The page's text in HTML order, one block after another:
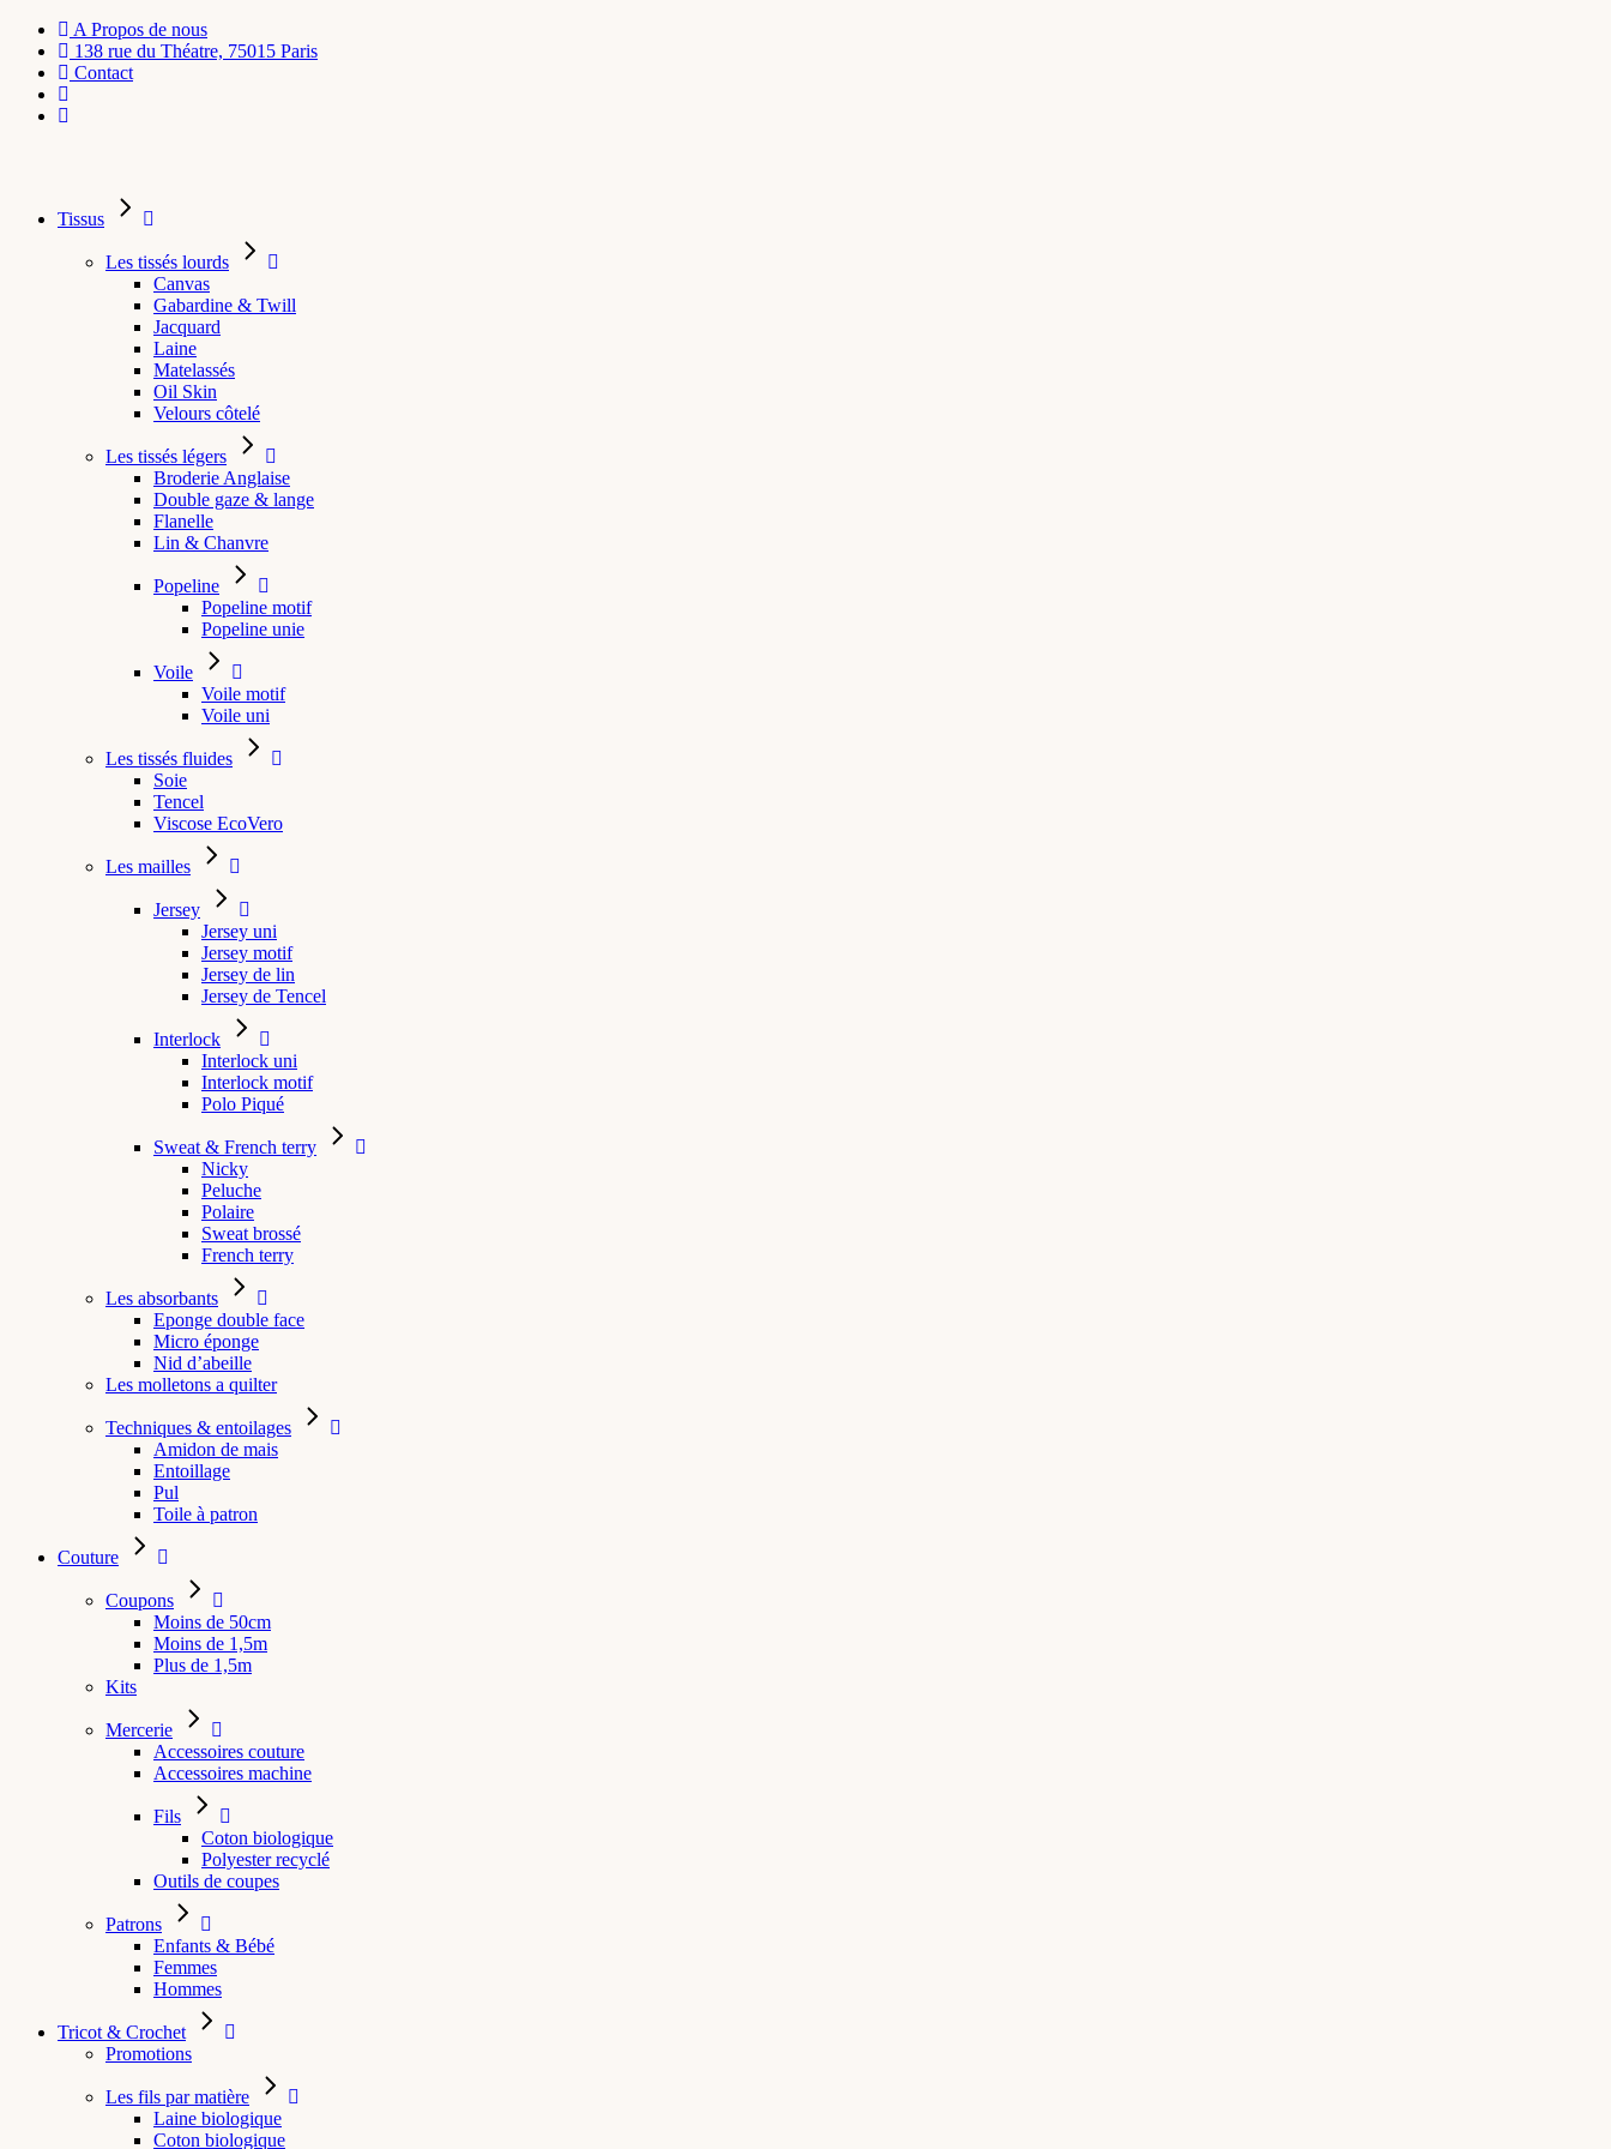
A Propos de nous
138 rue du Théatre, 75015 Paris
Contact
Tissus
Les tissés lourds
Canvas
Gabardine & Twill
Jacquard
Laine
Matelassés
Oil Skin
Velours côtelé
Les tissés légers
Broderie Anglaise
Double gaze & lange
Flanelle
Lin & Chanvre
Popeline
Popeline motif
Popeline unie
Voile
Voile motif
Voile uni
Les tissés fluides
Soie
Tencel
Viscose EcoVero
Les mailles
Jersey
Jersey uni
Jersey motif
Jersey de lin
Jersey de Tencel
Interlock
Interlock uni
Interlock motif
Polo Piqué
Sweat & French terry
Nicky
Peluche
Polaire
Sweat brossé
French terry
Les absorbants
Eponge double face
Micro éponge
Nid d’abeille
Les molletons a quilter
Techniques & entoilages
Amidon de mais
Entoillage
Pul
Toile à patron
Couture
Coupons
Moins de 50cm
Moins de 1,5m
Plus de 1,5m
Kits
Mercerie
Accessoires couture
Accessoires machine
Fils
Coton biologique
Polyester recyclé
Outils de coupes
Patrons
Enfants & Bébé
Femmes
Hommes
Tricot & Crochet
Promotions
Les fils par matière
Laine biologique
Coton biologique